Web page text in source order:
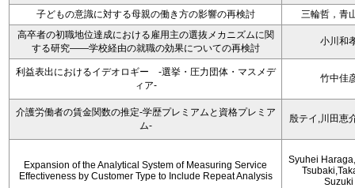
子どもの意識に対する母親の働き方の影響の再検討
三輪哲，青
高卒者の初職地位達成における雇用主の選抜メカニズムに関
する研究――学校経由の就職の効果についての再検討
小川和
利益表出におけるイデオロギー -選挙・圧力団体・マスメデ
ィア-
竹中佳
介護労働者の賃金関数の推定-学歴プレミアムと資格プレミア
ム-
殷テイ,川田恵
Expansion of the Analytical System of Measuring Service
Effectiveness by Customer Type to Include Repeat Analysis
Syuhei
Suzuki